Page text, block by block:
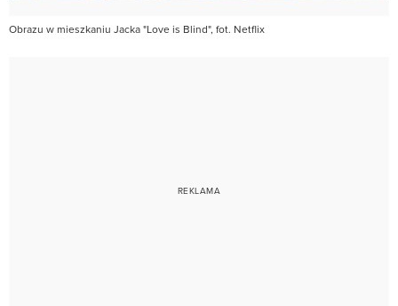
Obrazu w mieszkaniu Jacka "Love is Blind", fot. Netflix